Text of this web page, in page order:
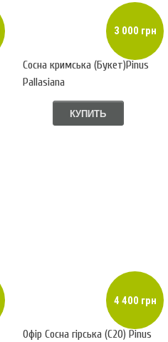
3 000 грн
Сосна кримська (Букет)Pinus
Pallasiana
КУПИТЬ
4 400 грн
Офір Сосна гірська (С20) Pinus